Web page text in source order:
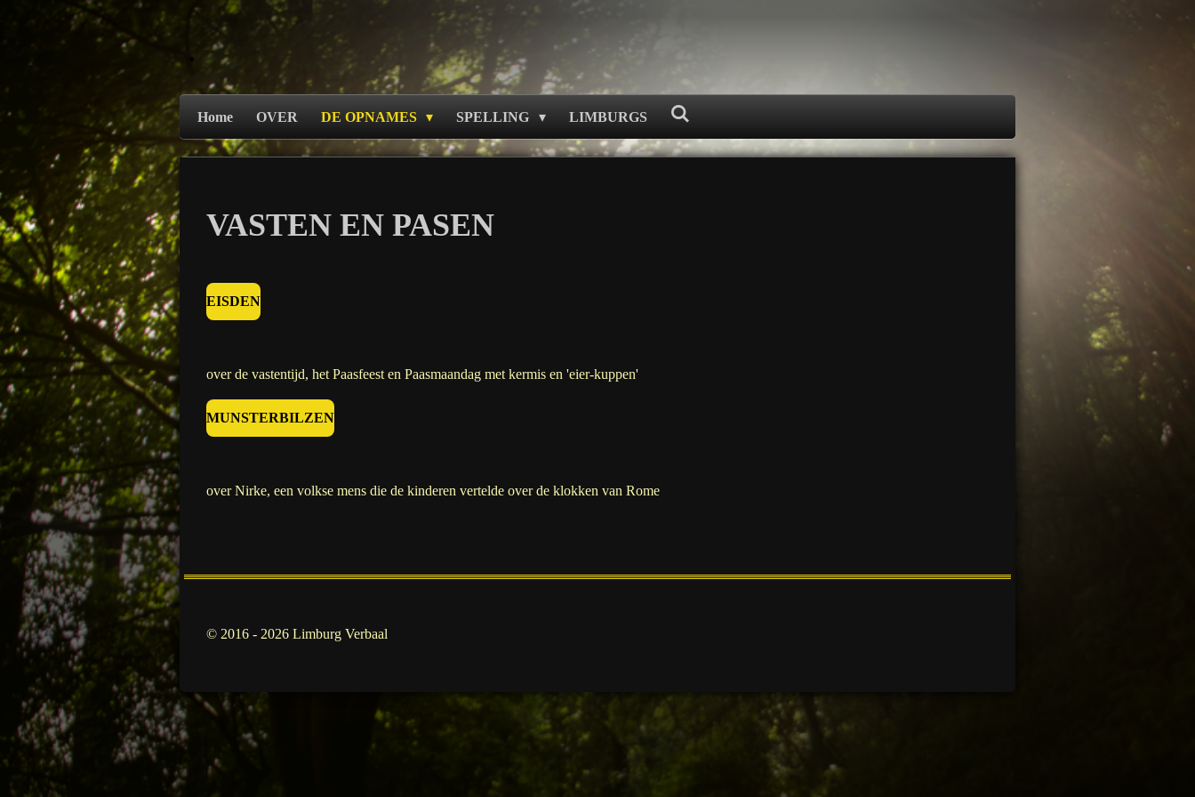
naar
hoofdinhoud
.
Home OVER DE OPNAMES SPELLING LIMBURGS
VASTEN EN PASEN
EISDEN
over de vastentijd, het Paasfeest en Paasmaandag met kermis en 'eier-kuppen'
MUNSTERBILZEN
over Nirke, een volkse mens die de kinderen vertelde over de klokken van Rome
© 2016 - 2026 Limburg Verbaal